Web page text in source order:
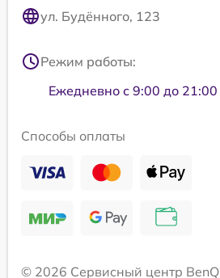
ул. Будённого, 123
Режим работы:
Ежедневно с 9:00 до 21:00
Способы оплаты
© 2026 Сервисный центр BenQ